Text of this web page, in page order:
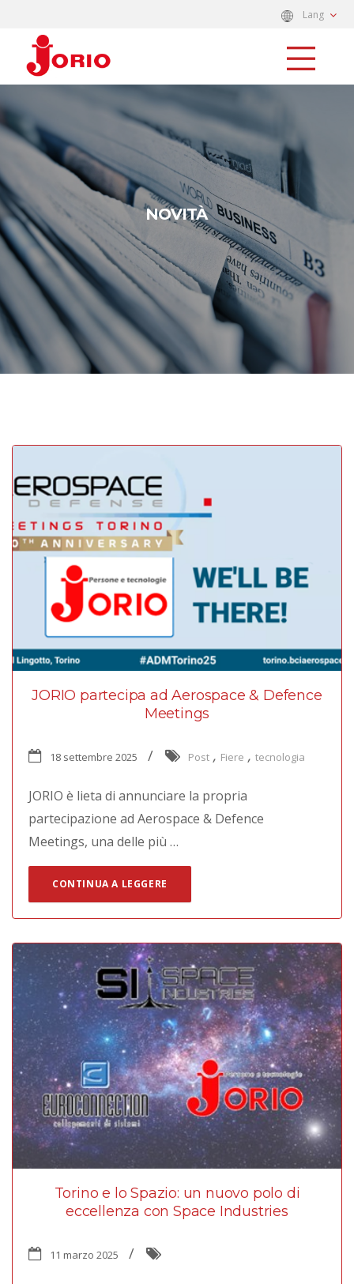
Lang
NOVITÀ
JORIO partecipa ad Aerospace & Defence
Meetings
18 settembre 2025 Post , Fiere , tecnologia
JORIO è lieta di annunciare la propria
partecipazione ad Aerospace & Defence
Meetings, una delle più …
CONTINUA A LEGGERE
Torino e lo Spazio: un nuovo polo di
eccellenza con Space Industries
11 marzo 2025